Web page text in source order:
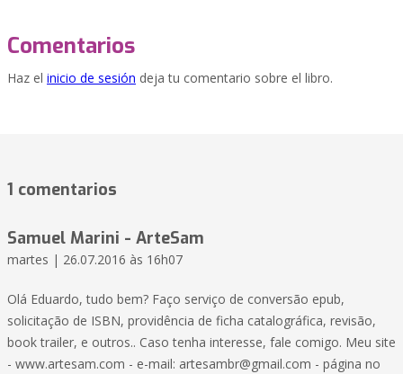
Comentarios
Haz el inicio de sesión deja tu comentario sobre el libro.
1 comentarios
Samuel Marini - ArteSam
martes | 26.07.2016 às 16h07
Olá Eduardo, tudo bem? Faço serviço de conversão epub,
solicitação de ISBN, providência de ficha catalográfica, revisão,
book trailer, e outros.. Caso tenha interesse, fale comigo. Meu site
- www.artesam.com - e-mail: artesambr@gmail.com - página no